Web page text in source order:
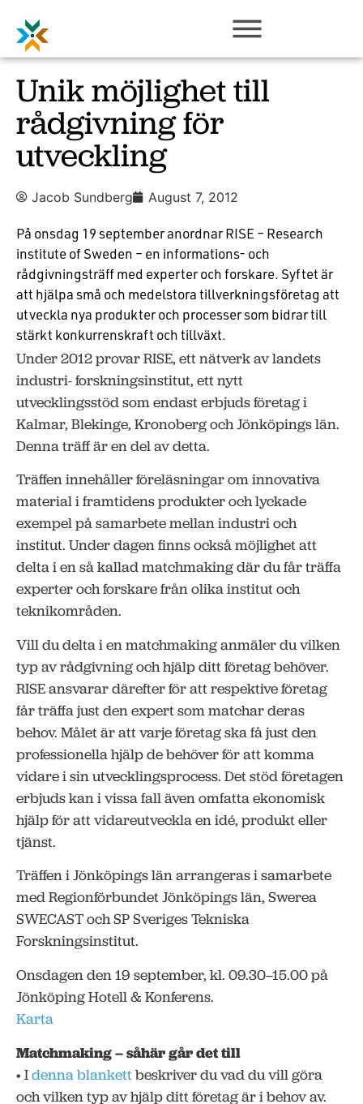
Unik möjlighet till
rådgivning för
utveckling
Jacob Sundberg August 7, 2012
På onsdag 19 september anordnar RISE – Research
institute of Sweden – en informations- och
rådgivningsträff med experter och forskare. Syftet är
att hjälpa små och medelstora tillverkningsföretag att
utveckla nya produkter och processer som bidrar till
stärkt konkurrenskraft och tillväxt.
Under 2012 provar RISE, ett nätverk av landets
industri- forskningsinstitut, ett nytt
utvecklingsstöd som endast erbjuds företag i
Kalmar, Blekinge, Kronoberg och Jönköpings län.
Denna träff är en del av detta.
Träffen innehåller föreläsningar om innovativa
material i framtidens produkter och lyckade
exempel på samarbete mellan industri och
institut. Under dagen finns också möjlighet att
delta i en så kallad matchmaking där du får träffa
experter och forskare från olika institut och
teknikområden.
Vill du delta i en matchmaking anmäler du vilken
typ av rådgivning och hjälp ditt företag behöver.
RISE ansvarar därefter för att respektive företag
får träffa just den expert som matchar deras
behov. Målet är att varje företag ska få just den
professionella hjälp de behöver för att komma
vidare i sin utvecklingsprocess. Det stöd företagen
erbjuds kan i vissa fall även omfatta ekonomisk
hjälp för att vidareutveckla en idé, produkt eller
tjänst.
Träffen i Jönköpings län arrangeras i samarbete
med Regionförbundet Jönköpings län, Swerea
SWECAST och SP Sveriges Tekniska
Forskningsinstitut.
Onsdagen den 19 september, kl. 09.30–15.00 på
Jönköping Hotell & Konferens.
Karta
Matchmaking – såhär går det till
• Idenna blankettbeskriver du vad du vill göra
och vilken typ av hjälp ditt företag är i behov av.